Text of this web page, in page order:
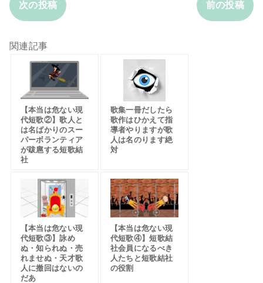
次の投稿 前の投稿
関連記事
【本当は危ない現
代短歌②】歌人と
は名ばかりのスー
パーボランティア
が跋扈する短歌結
社
歌集一冊だしたら
歌作はひかえて指
導者やりますが歌
人は名のります絶
対
【本当は危ない現
代短歌③】詠め
ぬ・知られぬ・売
れませぬ・天才歌
人に撤回はないの
だあ
【本当は危ない現
代短歌④】短歌結
社会員になるべき
人たちと短歌結社
の役割